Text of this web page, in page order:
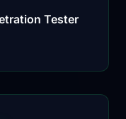
Tester